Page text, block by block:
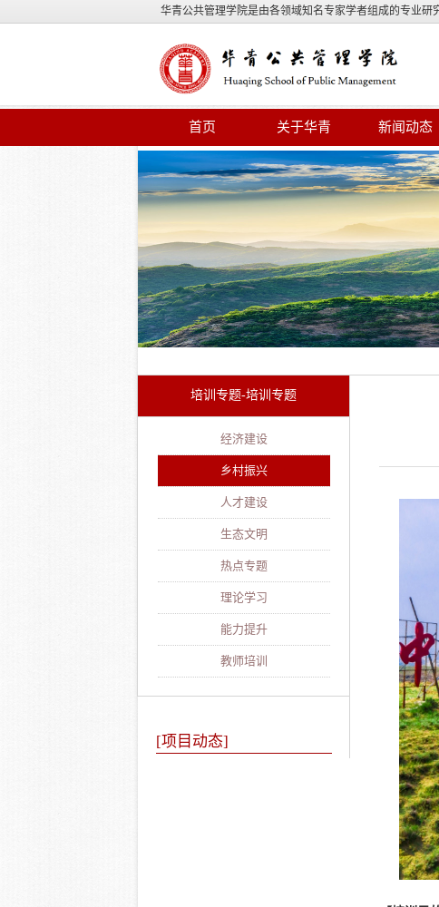
华青公共管理学院是由各领域知名专家学者组成的专业研
首页 关于华青 新闻动态
培训专题-培训专题
经济建设
乡村振兴
人才建设
生态文明
热点专题
理论学习
能力提升
教师培训
[项目动态]